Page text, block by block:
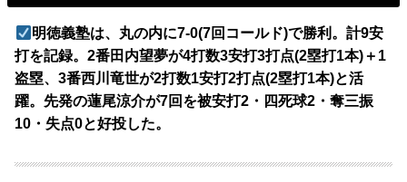
明徳義塾は、丸の内に7-0(7回コールド)で勝利。計9安
打を記録。2番田内望夢が4打数3安打3打点(2塁打1本)＋1
盗塁、3番西川竜世が2打数1安打2打点(2塁打1本)と活
躍。先発の蓮尾涼介が7回を被安打2・四死球2・奪三振
10・失点0と好投した。